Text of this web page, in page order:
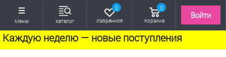
Меню Каталог
0
Избранное
0
Корзина
Войти
Каждую неделю — новые поступления